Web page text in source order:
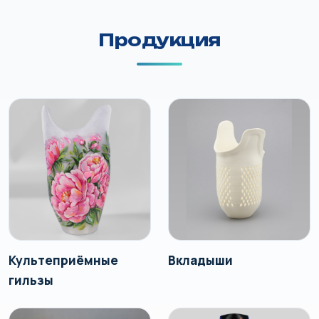
Продукция
Культеприёмные
гильзы
Вкладыши